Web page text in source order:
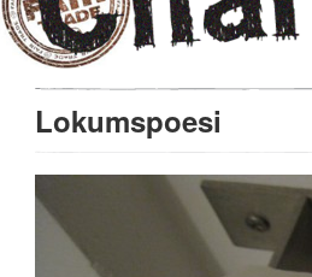
Lokumspoesi